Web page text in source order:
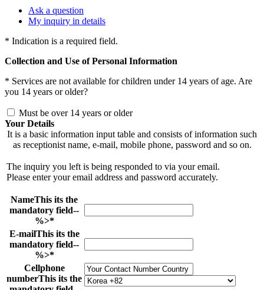
Ask a question
My inquiry in details
* Indication is a required field.
Collection and Use of Personal Information
* Services are not available for children under 14 years of age. Are
you 14 years or older?
Must be over 14 years or older
Your Details
It is a basic information input table and consists of information such
as receptionist name, e-mail, mobile phone, password and so on.
The inquiry you left is being responded to via your email.
Please enter your email address and password accurately.
NameThis its the
mandatory field--
%>*
E-mailThis its the
mandatory field--
%>*
Cellphone
numberThis its the